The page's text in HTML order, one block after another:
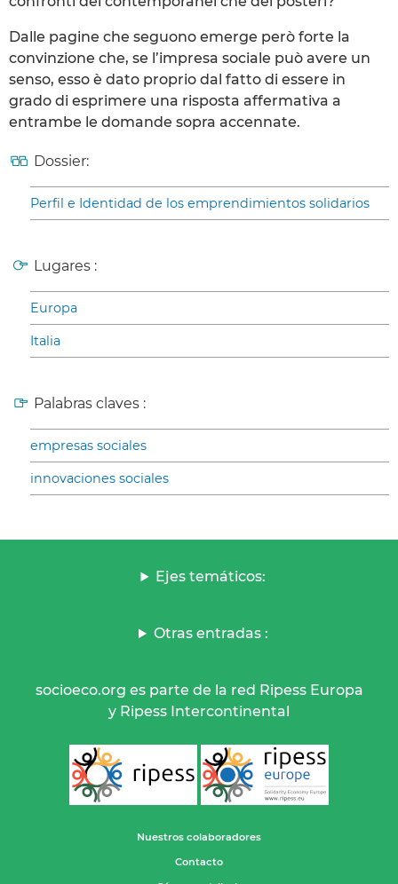
Dalle pagine che seguono emerge però forte la
convinzione che, se l’impresa sociale può avere un
senso, esso è dato proprio dal fatto di essere in
grado di esprimere una risposta affermativa a
entrambe le domande sopra accennate.
Dossier:
Perfil e Identidad de los emprendimientos solidarios
Lugares :
Europa
Italia
Palabras claves :
empresas sociales
innovaciones sociales
Ejes temáticos:
Otras entradas :
socioeco.org es parte de la red Ripess Europa
y Ripess Intercontinental
Nuestros colaboradores
Contacto